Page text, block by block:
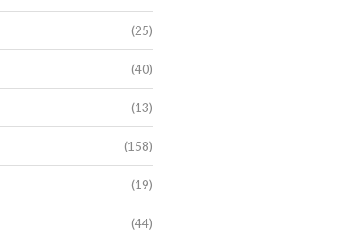
(25)
(40)
(13)
(158)
(19)
(44)